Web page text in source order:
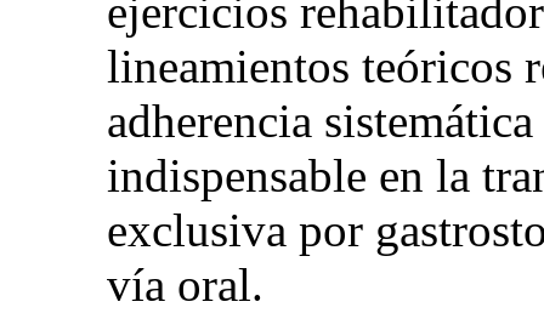
ejercicios
lineamientos teóricos
adherencia
indispensable en la
exclusiva por
vía oral.